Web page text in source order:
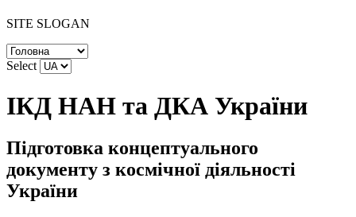
SITE SLOGAN
Select
ІКД НАН та ДКА України
Підготовка концептуального
документу з космічної діяльності
України